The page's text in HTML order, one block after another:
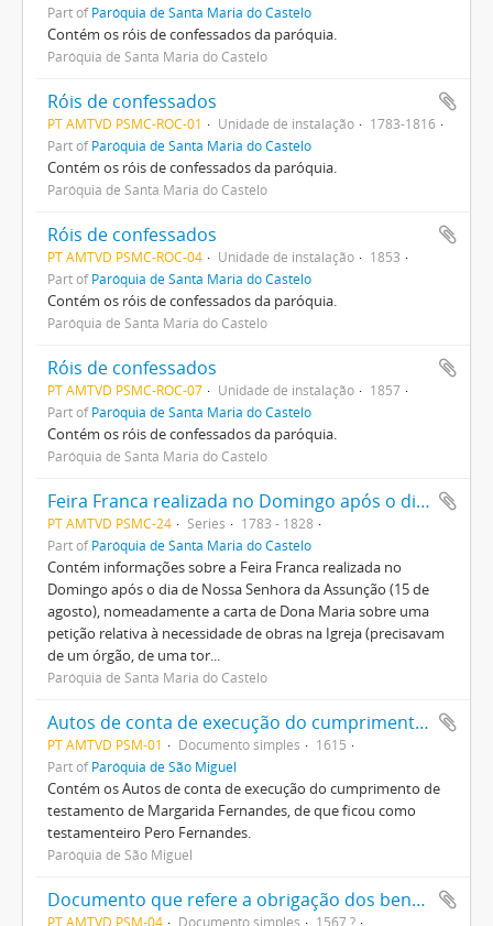
Part ofParóquia de Santa Maria do Castelo
Contém os róis de confessados da paróquia.
Paróquia de Santa Maria do Castelo
Róis de confessados
PT AMTVD PSMC-ROC-01 Unidade de instalação
1783-1816
Part ofParóquia de Santa Maria do Castelo
Contém os róis de confessados da paróquia.
Paróquia de Santa Maria do Castelo
Róis de confessados
PT AMTVD PSMC-ROC-04 Unidade de instalação
1853
Part ofParóquia de Santa Maria do Castelo
Contém os róis de confessados da paróquia.
Paróquia de Santa Maria do Castelo
Róis de confessados
PT AMTVD PSMC-ROC-07 Unidade de instalação
1857
Part ofParóquia de Santa Maria do Castelo
Contém os róis de confessados da paróquia.
Paróquia de Santa Maria do Castelo
Feira Franca realizada no Domingo após o dia de Nossa Senhora da Assunção (15 de agosto)
PT AMTVD PSMC-24 Series
1783 - 1828
Part ofParóquia de Santa Maria do Castelo
Contém informações sobre a Feira Franca realizada no
Domingo após o dia de Nossa Senhora da Assunção (15 de
agosto), nomeadamente a carta de Dona Maria sobre uma
petição relativa à necessidade de obras na Igreja (precisavam
de um órgão, de uma tor...
Paróquia de Santa Maria do Castelo
Autos de conta de execução do cumprimento de testamento de Margarida Fernandes, de que ficou como testamenteiro Pero Fernandes
PT AMTVD PSM-01 Documento simples
1615
Part ofParóquia de São Miguel
Contém os Autos de conta de execução do cumprimento de
testamento de Margarida Fernandes, de que ficou como
testamenteiro Pero Fernandes.
Paróquia de São Miguel
Documento que refere a obrigação dos beneficiados de pagarem ao Cura da Matriz
PT AMTVD PSM-04 Documento simples 1567 ?